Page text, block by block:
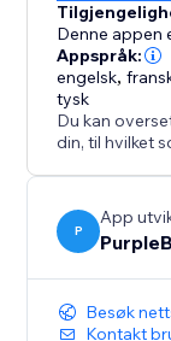
Denne appen
Appspråk:
engelsk,
tysk
Du kan
din, til hvilket
P
App
Besøk
Kontakt